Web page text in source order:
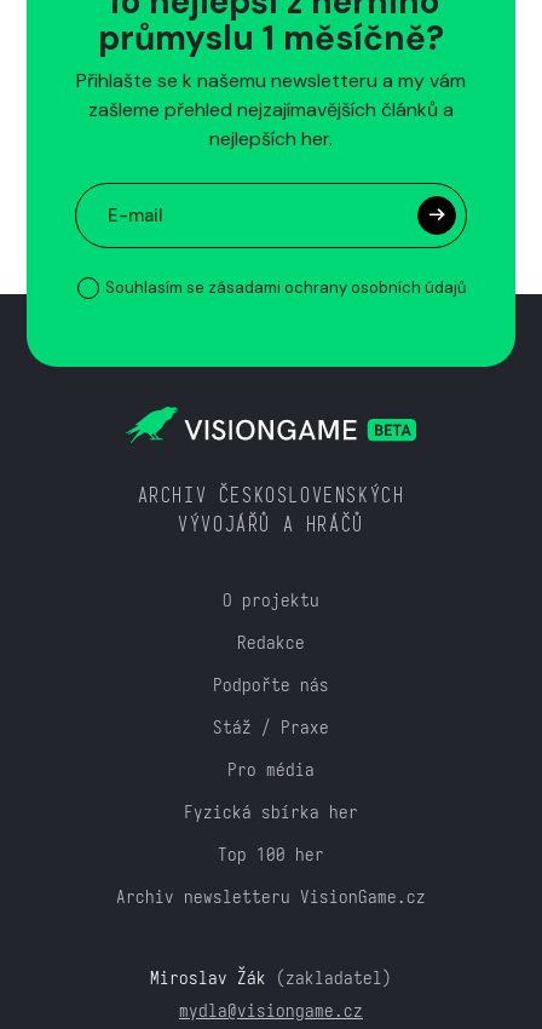
průmyslu 1 měsíčně?
Přihlašte se k našemu newsletteru a my vám
zašleme přehled nejzajímavějších článků a
nejlepších her.
Souhlasím se zásadami ochrany osobních údajů
ARCHIV ČESKOSLOVENSKÝCH
VÝVOJÁŘŮ A HRÁČŮ
O projektu
Redakce
Podpořte nás
Stáž / Praxe
Pro média
Fyzická sbírka her
Top 100 her
Archiv newsletteru VisionGame.cz
Miroslav Žák (zakladatel)
mydla@visiongame.cz